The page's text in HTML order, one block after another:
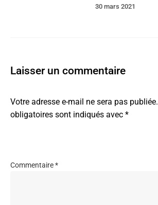
30 mars 2021
Laisser un commentaire
Votre adresse e-mail ne sera pas publiée.
obligatoires sont indiqués avec *
Commentaire*